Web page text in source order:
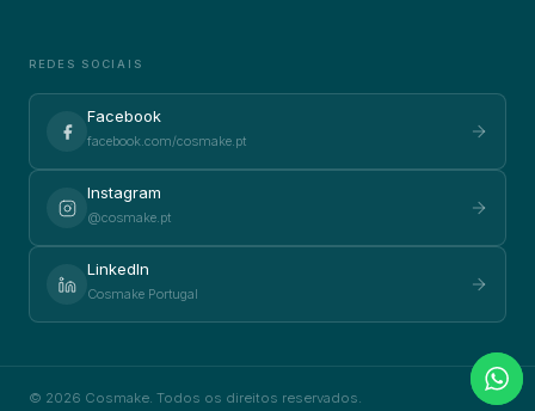
REDES SOCIAIS
Facebook
facebook.com/cosmake.pt
Instagram
@cosmake.pt
LinkedIn
Cosmake Portugal
© 2026 Cosmake. Todos os direitos reservados.